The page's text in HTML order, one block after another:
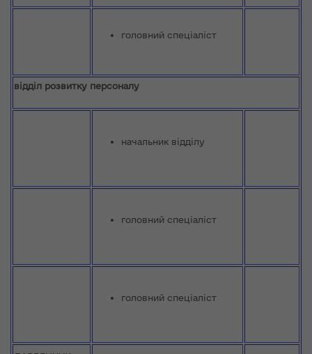
головний спеціаліст
відділ розвитку персоналу
начальник відділу
головний спеціаліст
головний спеціаліст